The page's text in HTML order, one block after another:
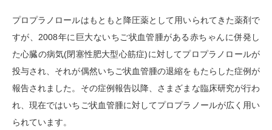
プロプラノロールはもともと降圧薬として用いられてきた薬剤で
すが、2008年に巨大ないちご状血管腫がある赤ちゃんに併発し
た心臓の病気(閉塞性肥大型心筋症)に対してプロプラノロールが
投与され、それが偶然いちご状血管腫の退縮をもたらした症例が
報告されました。その症例報告以降、さまざまな臨床研究が行わ
れ、現在ではいちご状血管腫に対してプロプラノールが広く用い
られています。